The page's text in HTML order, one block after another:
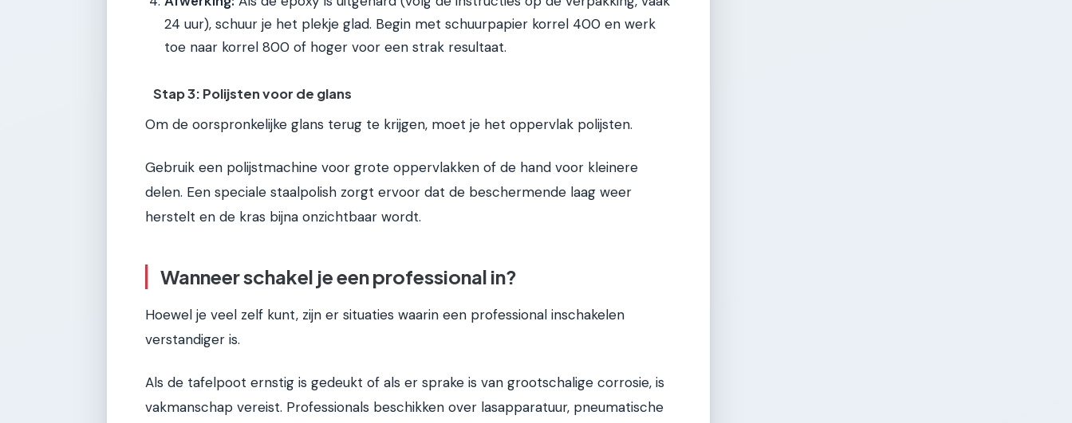
24 uur), schuur je het plekje glad. Begin met schuurpapier korrel 400 en werk
toe naar korrel 800 of hoger voor een strak resultaat.
Stap 3: Polijsten voor de glans
Om de oorspronkelijke glans terug te krijgen, moet je het oppervlak polijsten.
Gebruik een polijstmachine voor grote oppervlakken of de hand voor kleinere
delen. Een speciale staalpolish zorgt ervoor dat de beschermende laag weer
herstelt en de kras bijna onzichtbaar wordt.
Wanneer schakel je een professional in?
Hoewel je veel zelf kunt, zijn er situaties waarin een professional inschakelen
verstandiger is.
Als de tafelpoot ernstig is gedeukt of als er sprake is van grootschalige corrosie, is
vakmanschap vereist. Professionals beschikken over lasapparatuur, pneumatische